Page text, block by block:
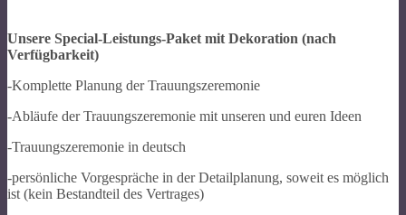
Unsere Special-Leistungs-Paket mit Dekoration (nach
Verfügbarkeit)
-Komplette Planung der Trauungszeremonie
-Abläufe der Trauungszeremonie mit unseren und euren Ideen
-Trauungszeremonie in deutsch
-persönliche Vorgespräche in der Detailplanung, soweit es möglich
ist (kein Bestandteil des Vertrages)